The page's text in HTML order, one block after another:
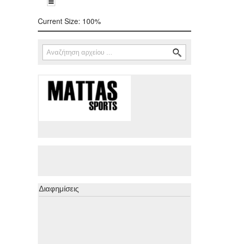
Current Size: 100%
Φόρμα αναζήτησης
Αναζήτηση
Διαφημίσεις